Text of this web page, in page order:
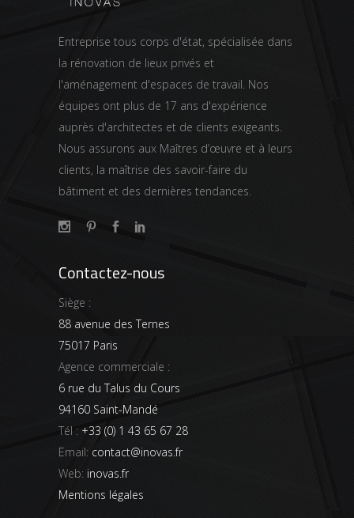
Entreprise tous corps d'état, spécialisée dans
la rénovation de lieux privés et
l'aménagement d'espaces de travail. Nos
équipes ont plus de 17 ans d'expérience
auprès d'architectes et de clients exigeants.
Nous assurons aux Maîtres d’œuvre et à leurs
clients, la maîtrise des savoir-faire du
bâtiment et des dernières tendances.
Contactez-nous
Siège :
88 avenue des Ternes
75017 Paris
Agence commerciale :
6 rue du Talus du Cours
94160 Saint-Mandé
Tél : +33 (0) 1 43 65 67 28
Email: contact@inovas.fr
Web: inovas.fr
Mentions légales